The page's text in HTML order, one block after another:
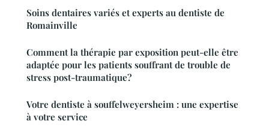
Soins dentaires variés et experts au dentiste de
Romainville
Comment la thérapie par exposition peut-elle être
adaptée pour les patients souffrant de trouble de
stress post-traumatique?
Votre dentiste à souffelweyersheim : une expertise
à votre service